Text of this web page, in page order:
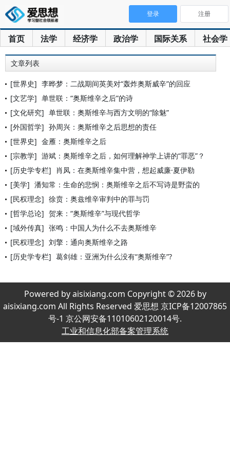
首页 法学 经济学 政治学 国际关系 社会学
登录 注册
文章列表
[世界史] 李晔梦：二战期间英美对“轰炸奥斯威辛”的回应
[文艺学] 单世联：“奥斯维辛之后”的诗
[文化研究] 单世联：奥斯维辛与西方文明的“除魅”
[外国哲学] 孙周兴：奥斯维辛之后思想的责任
[世界史] 金雁：奥斯维辛之后
[宗教学] 游斌：奥斯维辛之后，如何理解神学上讲的“罪恶”？
[历史学专栏] 肖凤：在奥斯维辛集中营，想起威廉·夏伊勒
[美学] 潘知常：生命的悲悯：奥斯维辛之后不写诗是野蛮的
[民权理念] 徐贲：奥兹维辛审判中的罪与罚
[哲学总论] 贺来：“奥斯维辛”与现代哲学
[域外传真] 张鸣：中国人为什么不去奥斯维辛
[民权理念] 刘擎：通向奥斯维辛之路
[历史学专栏] 葛剑雄：亚洲为什么没有“奥斯维辛”?
Powered by aisixiang.com Copyright © 2026 by
aisixiang.com All Rights Reserved 爱思想 京ICP备12007865
号-1 京公网安备11010602120014号.
工业和信息化部备案管理系统